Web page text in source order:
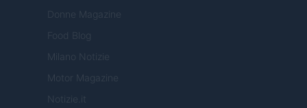
Donne Magazine
Food Blog
Milano Notizie
Motor Magazine
Notizie.it